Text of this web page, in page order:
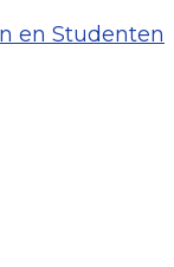
en Studenten